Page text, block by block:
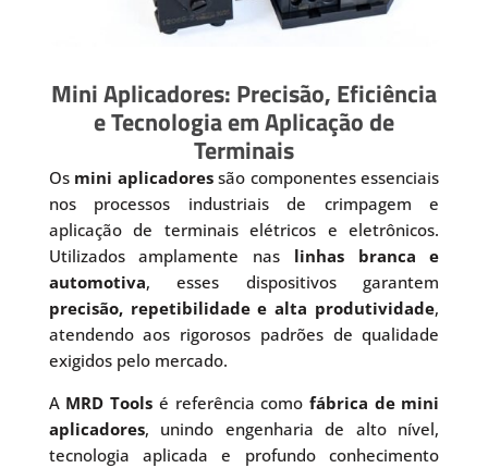
Mini Aplicadores: Precisão, Eficiência
e Tecnologia em Aplicação de
Terminais
Os mini aplicadoressão componentes essenciais
nos processos industriais de crimpagem e
aplicação de terminais elétricos e eletrônicos.
Utilizados amplamente nas linhas branca e
automotiva, esses dispositivos garantem
precisão, repetibilidade e alta produtividade,
atendendo aos rigorosos padrões de qualidade
exigidos pelo mercado.
A MRD Tools é referência como fábrica de mini
aplicadores, unindo engenharia de alto nível,
tecnologia aplicada e profundo conhecimento